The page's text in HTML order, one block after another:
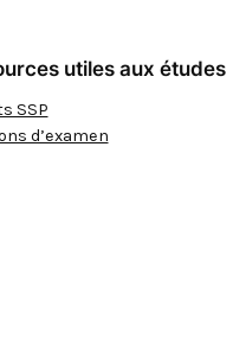
utiles aux études
SSP
d’examen